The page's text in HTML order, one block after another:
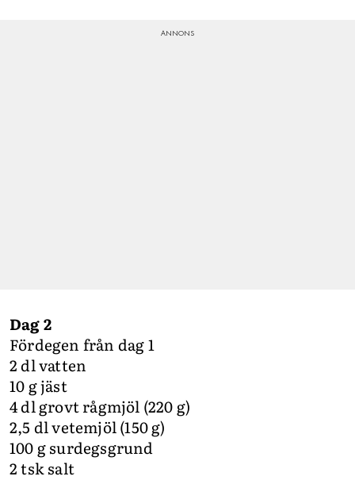
Dag 2
Fördegen från dag 1
2 dl vatten
10 g jäst
4 dl grovt rågmjöl (220 g)
2,5 dl vetemjöl (150 g)
100 g surdegsgrund
2 tsk salt